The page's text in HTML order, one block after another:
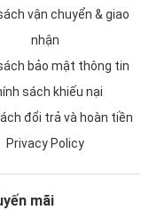
vận chuyển & giao
nhận
bảo mật thông tin
sách khiếu nại
đổi trả và hoàn tiền
Privacy Policy
mãi